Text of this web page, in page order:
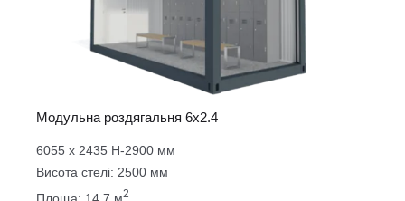
Модульна роздягальня 6х2.4
6055 х 2435 Н-2900 мм
Висота стелі: 2500 мм
2